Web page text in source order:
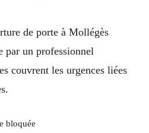
de porte à Mollégès
par un professionnel
couvrent les urgences liées
bloquée